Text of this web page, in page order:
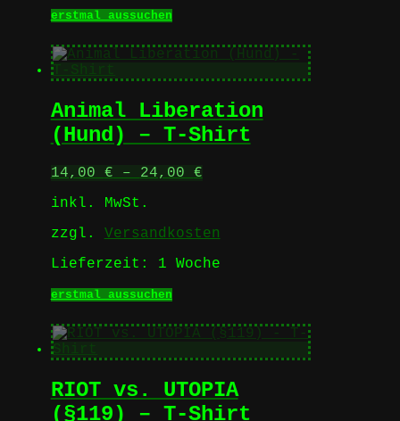
erstmal aussuchenDieses
weist
mehrere
Varianten
Die
Optionen
können
der
Animal Liberation
(Hund) – T-Shirt
14,00 € – 24,00 €
inkl. MwSt.
zzgl. Versandkosten
Lieferzeit: 1 Woche
erstmal aussuchenDieses
weist
mehrere
Varianten
Die
Optionen
RIOT vs. UTOPIA
(§119) – T-Shirt